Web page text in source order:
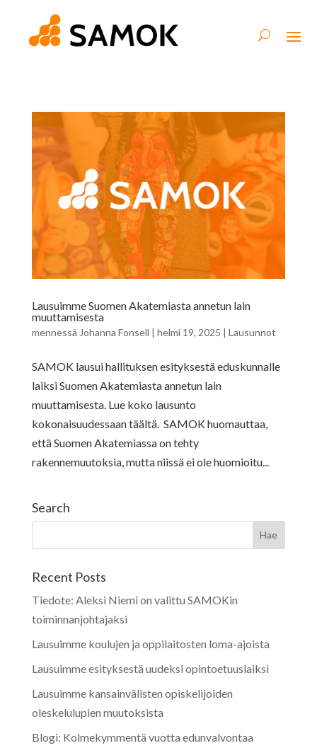
Lausuimme Suomen Akatemiasta annetun lain
muuttamisesta
mennessä Johanna Fonsell | helmi 19, 2025 | Lausunnot
SAMOK lausui hallituksen esityksestä eduskunnalle
laiksi Suomen Akatemiasta annetun lain
muuttamisesta. Lue koko lausunto
kokonaisuudessaan täältä. SAMOK huomauttaa,
että Suomen Akatemiassa on tehty
rakennemuutoksia, mutta niissä ei ole huomioitu...
Search
Recent Posts
Tiedote: Aleksi Niemi on valittu SAMOKin
toiminnanjohtajaksi
Lausuimme koulujen ja oppilaitosten loma-ajoista
Lausuimme esityksestä uudeksi opintoetuuslaiksi
Lausuimme kansainvälisten opiskelijoiden
oleskelulupien muutoksista
Blogi: Kolmekymmentä vuotta edunvalvontaa